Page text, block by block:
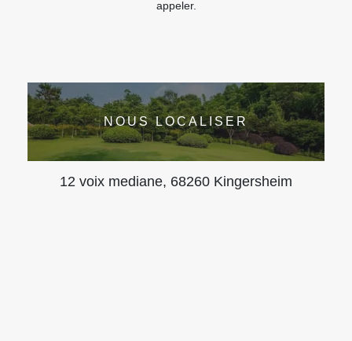
appeler.
NOUS LOCALISER
12 voix mediane, 68260 Kingersheim